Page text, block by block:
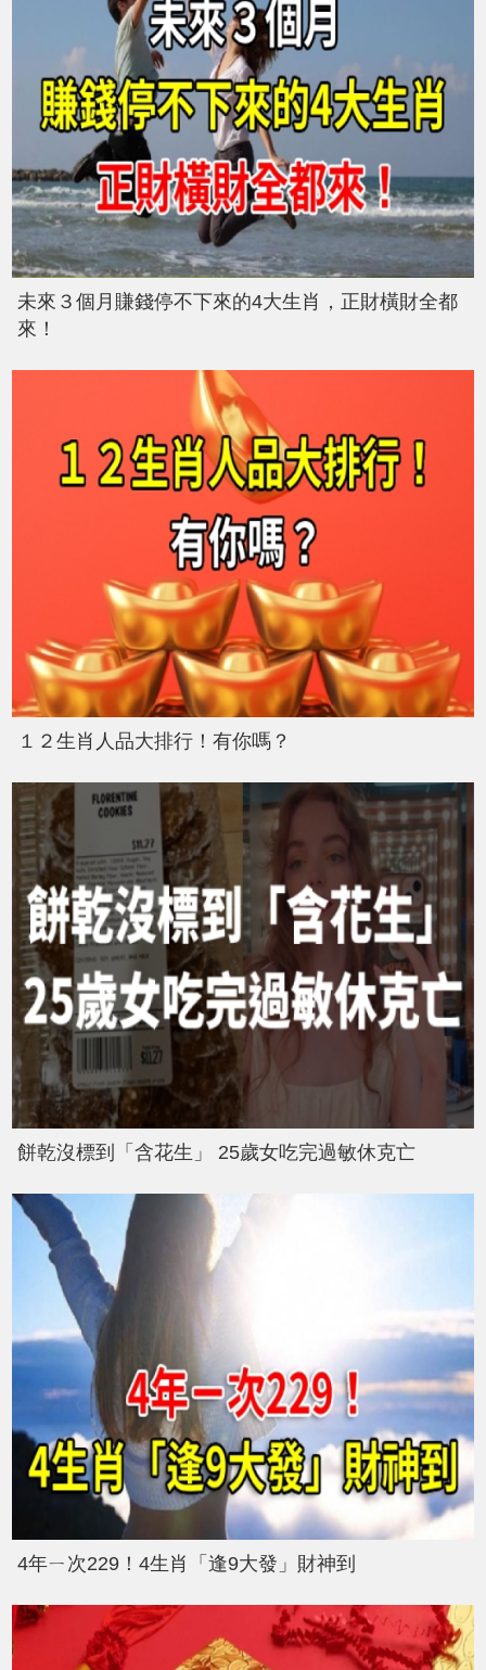
未來３個月賺錢停不下來的4大生肖，正財橫財全都
來！
１２生肖人品大排行！有你嗎？
餅乾沒標到「含花生」 25歲女吃完過敏休克亡
4年ㄧ次229！4生肖「逢9大發」財神到